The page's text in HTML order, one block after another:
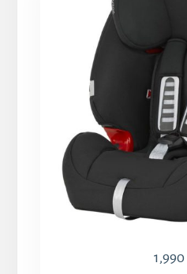
1,990